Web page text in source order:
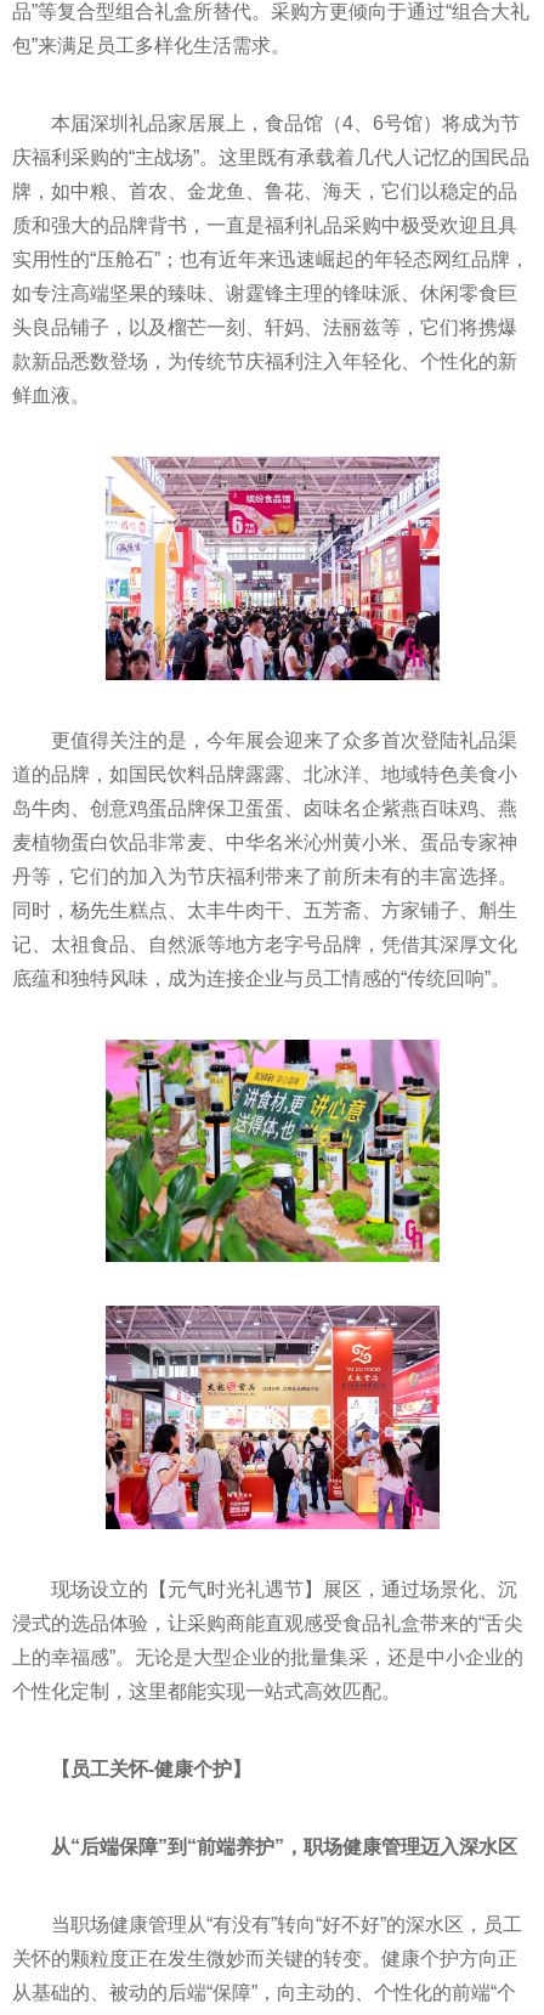
品”等复合型组合礼盒所替代。采购方更倾向于通过“组合大礼
包”来满足员工多样化生活需求。
本届深圳礼品家居展上，食品馆（4、6号馆）将成为节
庆福利采购的“主战场”。这里既有承载着几代人记忆的国民品
牌，如中粮、首农、金龙鱼、鲁花、海天，它们以稳定的品
质和强大的品牌背书，一直是福利礼品采购中极受欢迎且具
实用性的“压舱石”；也有近年来迅速崛起的年轻态网红品牌，
如专注高端坚果的臻味、谢霆锋主理的锋味派、休闲零食巨
头良品铺子，以及榴芒一刻、轩妈、法丽兹等，它们将携爆
款新品悉数登场，为传统节庆福利注入年轻化、个性化的新
鲜血液。
更值得关注的是，今年展会迎来了众多首次登陆礼品渠
道的品牌，如国民饮料品牌露露、北冰洋、地域特色美食小
岛牛肉、创意鸡蛋品牌保卫蛋蛋、卤味名企紫燕百味鸡、燕
麦植物蛋白饮品非常麦、中华名米沁州黄小米、蛋品专家神
丹等，它们的加入为节庆福利带来了前所未有的丰富选择。
同时，杨先生糕点、太丰牛肉干、五芳斋、方家铺子、斛生
记、太祖食品、自然派等地方老字号品牌，凭借其深厚文化
底蕴和独特风味，成为连接企业与员工情感的“传统回响”。
现场设立的【元气时光礼遇节】展区，通过场景化、沉
浸式的选品体验，让采购商能直观感受食品礼盒带来的“舌尖
上的幸福感”。无论是大型企业的批量集采，还是中小企业的
个性化定制，这里都能实现一站式高效匹配。
【员工关怀-健康个护】
从“后端保障”到“前端养护”，职场健康管理迈入深水区
当职场健康管理从“有没有”转向“好不好”的深水区，员工
关怀的颗粒度正在发生微妙而关键的转变。健康个护方向正
从基础的、被动的后端“保障”，向主动的、个性化的前端“个